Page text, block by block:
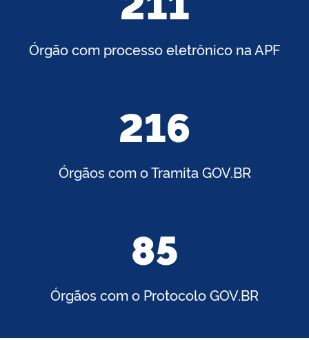
Órgão com processo eletrônico na APF
216
Órgãos com o Tramita GOV.BR
85
Órgãos com o Protocolo GOV.BR